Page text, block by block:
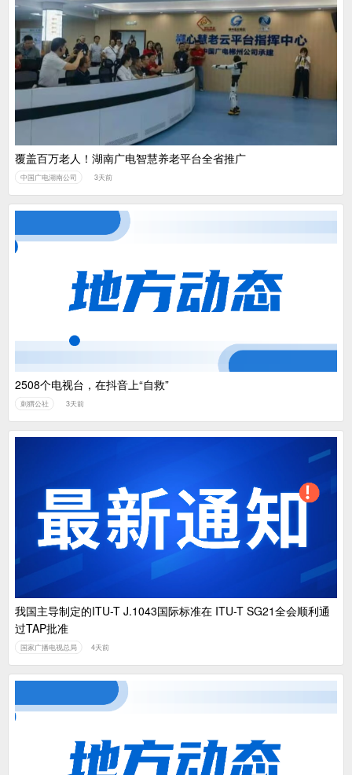
覆盖百万老人！湖南广电智慧养老平台全省推广
中国广电湖南公司 3天前
2508个电视台，在抖音上“自救”
刺猬公社 3天前
我国主导制定的ITU-T J.1043国际标准在 ITU-T SG21全会顺利通
过TAP批准
国家广播电视总局 4天前